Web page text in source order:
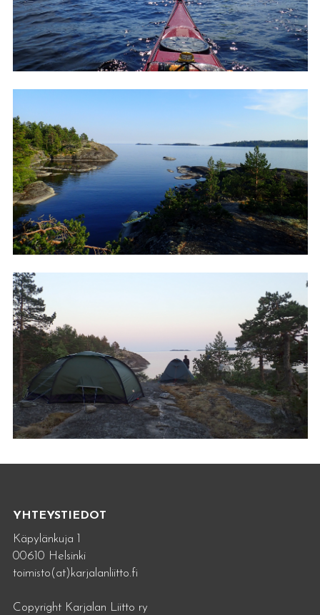
YHTEYSTIEDOT
Käpylänkuja 1
00610 Helsinki
toimisto(at)karjalanliitto.fi
Copyright Karjalan Liitto ry